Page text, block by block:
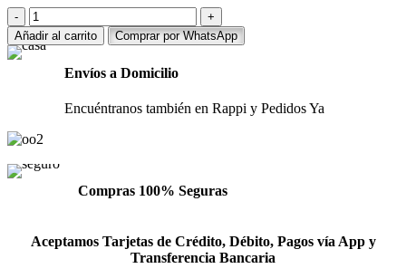
Happy
bouquet
-
cantidad
Añadir al carrito Comprar por WhatsApp
Envíos a Domicilio
Encuéntranos también en Rappi y Pedidos Ya
Compras 100% Seguras
Aceptamos Tarjetas de Crédito, Débito, Pagos vía App y
Transferencia Bancaria